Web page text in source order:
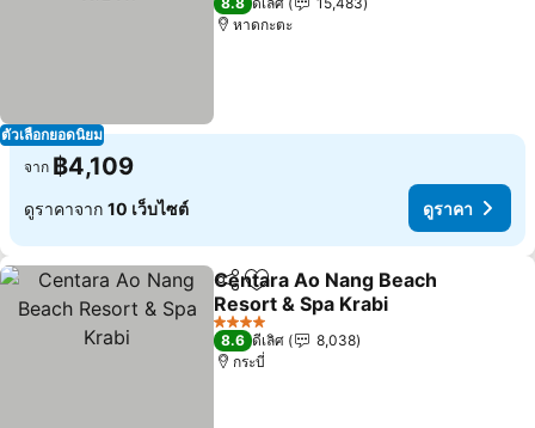
ตัวเลือกยอดนิยม
หาดกะตะ
จาก ฿4,109
ดูราคาจาก 10 เว็บไซต์ ดูราคา
แชร์ เพิ่มในรายการโปรด
Centara Ao Nang Beach
Resort & Spa Krabi
4 ดาว
8.6 ดีเลิศ
8,038
กระบี่